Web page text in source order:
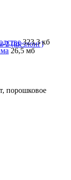
323,3 кб
26,5 мб
порошковое